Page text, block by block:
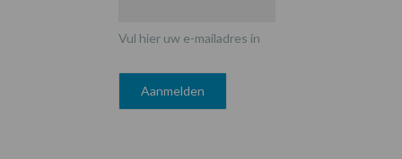
Vul hier uw e-mailadres in